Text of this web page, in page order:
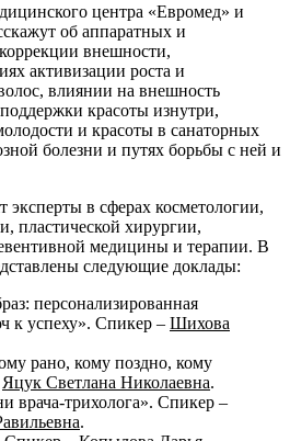
центра «Евромед» и
об аппаратных и
внешности,
активизации роста и
влиянии на внешность
красоты изнутри,
и красоты в санаторных
болезни и путях борьбы с ней и
в сферах косметологии,
пластической хирургии,
медицины и терапии. В
следующие доклады:
персонализированная
к успеху». Спикер – Шихова
рано, кому поздно, кому
Яцук Светлана Николаевна.
врача-трихолога». Спикер –
.